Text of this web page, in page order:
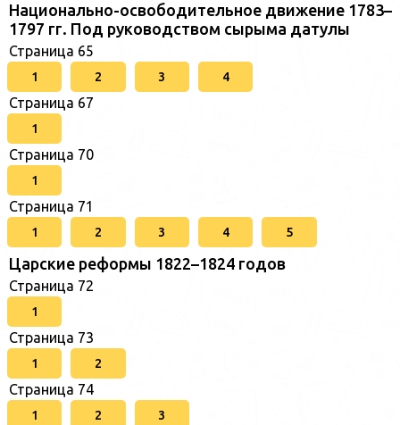
Национально-освободительное движение 1783–
1797 гг. Под руководством сырыма датулы
Страница 65
1 2 3 4
Страница 67
1
Страница 70
1
Страница 71
1 2 3 4 5
Царские реформы 1822–1824 годов
Страница 72
1
Страница 73
1 2
Страница 74
1 2 3